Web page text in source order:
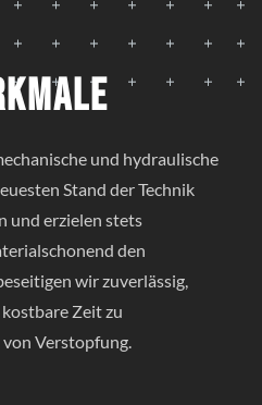
und hydraulische
Stand der Technik
und erzielen stets
den
wir zuverlässig,
Zeit zu
Verstopfung.